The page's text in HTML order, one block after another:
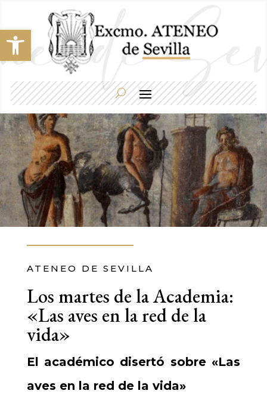
Abrir barra de herramientas
ATENEO DE SEVILLA
Los martes de la Academia:
«Las aves en la red de la
vida»
El académico disertó sobre «Las
aves en la red de la vida»